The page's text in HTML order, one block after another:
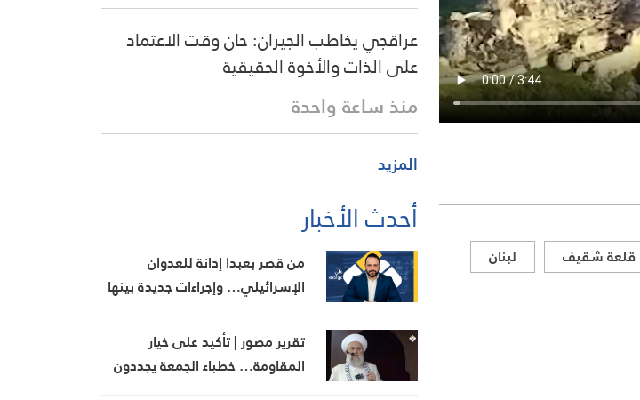
قلعة شقيف لبنان
عراقجي يخاطب الجيران: حان وقت الاعتماد
على الذات والأخوة الحقيقية
منذ ساعة واحدة
المزيد
أحدث الأخبار
من قصر بعبدا إدانة للعدوان
الإسرائيلي… وإجراءات جديدة بينها
تقرير مصور | تأكيد على خيار
المقاومة… خطباء الجمعة يجددون